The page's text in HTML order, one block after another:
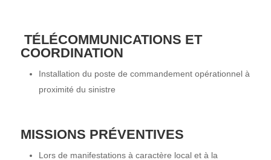
TÉLÉCOMMUNICATIONS ET
COORDINATION
Installation du poste de commandement opérationnel à
proximité du sinistre
MISSIONS PRÉVENTIVES
Lors de manifestations à caractère local et à la